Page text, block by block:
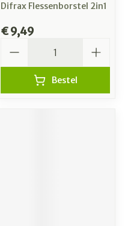
Difrax Flessenborstel 2in1
€ 9,49
Bestel